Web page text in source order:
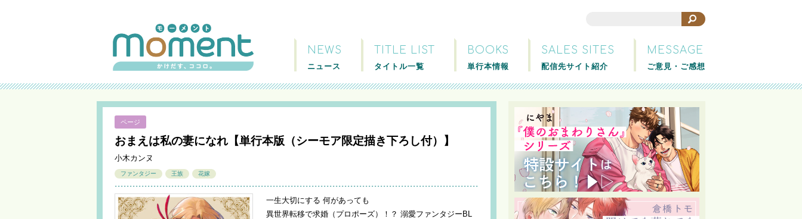
NEWS
ニュース
TITLE LIST
タイトル一覧
BOOKS
単行本情報
SALES SITES
配信先サイト紹介
MESSAGE
ご意見・ご感想
ページ
おまえは私の妻になれ【単行本版（シーモア限定描き下ろし付）】
小木カンヌ
ファンタジー 王族 花嫁
一生大切にする 何があっても
異世界転移で求婚（プロポーズ）！？ 溺愛ファンタジーBL